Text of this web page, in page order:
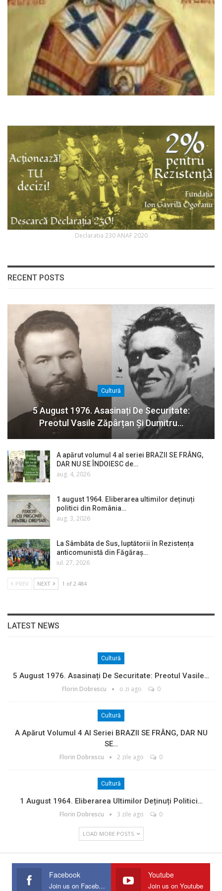
Declaratia 230 ANAF 2020
RECENT POSTS
Cultură
5 August 1976. Asasinați De Securitate:
Preotul Vasile Zăpârțan Și Dumitru…
A apărut volumul 4 al seriei BRAZII SE FRÂNG,
DAR NU SE ÎNDOIESC de…
aug. 4, 2026
1 august 1964. Eliberarea ultimilor deținuți
politici din România…
aug. 3, 2026
La Sâmbăta de Sus, luptătorii în Rezistența
anticomunistă din Făgăraș…
iul. 27, 2026
PREV NEXT 1 of 2.484
LATEST NEWS
Cultură
5 August 1976. Asasinați De Securitate: Preotul Vasile…
Florin Dobrescu o zi ago 0
Cultură
A Apărut Volumul 4 Al Seriei BRAZII SE FRÂNG, DAR NU
SE…
Florin Dobrescu 2 zile ago 0
Cultură
1 August 1964. Eliberarea Ultimilor Deținuți Politici…
Florin Dobrescu 3 zile ago 0
LOAD MORE POSTS
Facebook
Join us on Facebook
Youtube
Join us on Youtube